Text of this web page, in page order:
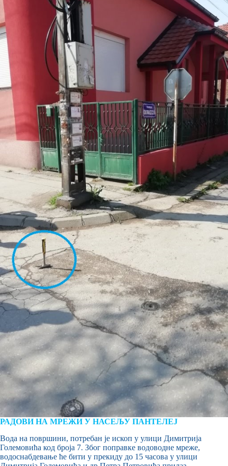
РАДОВИ НА МРЕЖИ У НАСЕЉУ ПАНТЕЛЕЈ
Вода на површини, потребан је ископ у улици Димитрија
Големовића код броја 7. Због поправке водоводне мреже,
водоснабдевање ће бити у прекиду до 15 часова у улици